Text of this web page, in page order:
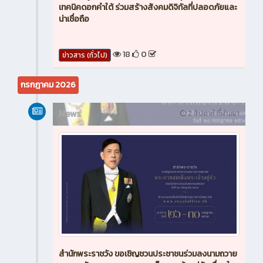
เทคนิคดอกคำใต้ ร่วมสร้างสังคมดิจิทัลที่ปลอดภัยและ
น่าเชื่อถือ
ข่าวสาร (ทั่วไป) 18 0
กรกฎาคม 2026
2 สัปดาห์ ที่ผ่านมา
News
สำนักพระราชวัง ขอเชิญชวนประชาชนร่วมลงนามถวาย